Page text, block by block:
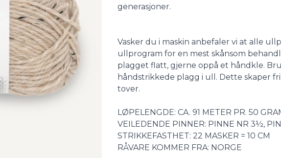
generasjoner.
Vasker du i maskin anbefaler vi at alle
ullprogram for en mest skånsom
plagget flatt, gjerne oppå et håndkle.
håndstrikkede plagg i ull. Dette skaper
tover.
LØPELENGDE: CA. 91 METER PR. 50
VEILEDENDE PINNER: PINNE NR 3½,
STRIKKEFASTHET: 22 MASKER = 10 CM
RÅVARE KOMMER FRA: NORGE